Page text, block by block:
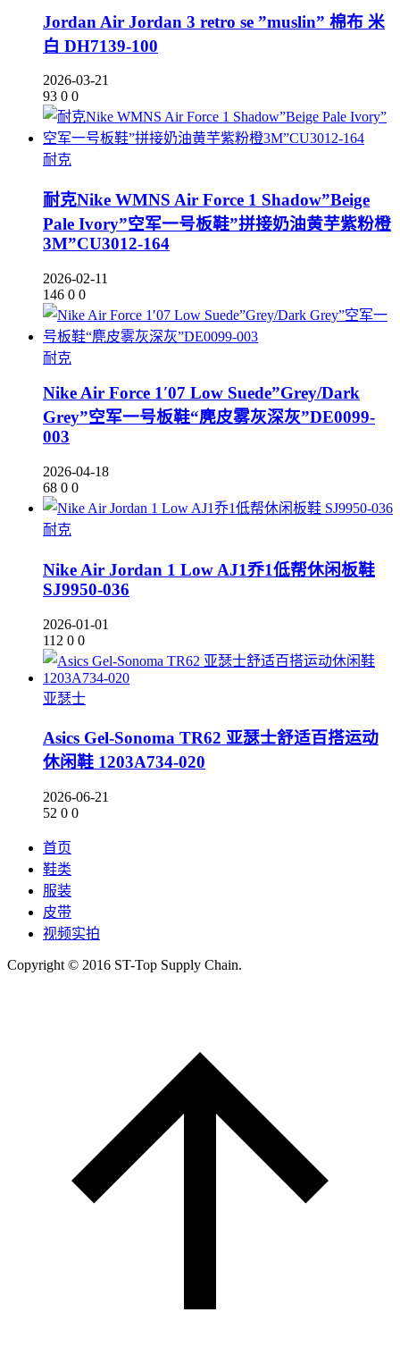
Jordan Air Jordan 3 retro se ”muslin” 棉布 米
白 DH7139-100
2026-03-21
93 0 0
耐克
耐克Nike WMNS Air Force 1 Shadow”Beige
Pale Ivory”空军一号板鞋”拼接奶油黄芋紫粉橙
3M”CU3012-164
2026-02-11
146 0 0
耐克
Nike Air Force 1′07 Low Suede”Grey/Dark
Grey”空军一号板鞋“麂皮雾灰深灰”DE0099-
003
2026-04-18
68 0 0
耐克
Nike Air Jordan 1 Low AJ1乔1低帮休闲板鞋
SJ9950-036
2026-01-01
112 0 0
亚瑟士
Asics Gel-Sonoma TR62 亚瑟士舒适百搭运动
休闲鞋 1203A734-020
2026-06-21
52 0 0
首页
鞋类
服装
皮带
视频实拍
Copyright © 2016 ST-Top Supply Chain.